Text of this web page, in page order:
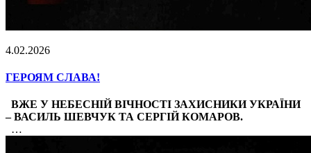
4.02.2026
ГЕРОЯМ СЛАВА!
ВЖЕ У НЕБЕСНІЙ ВІЧНОСТІ ЗАХИСНИКИ УКРАЇНИ
– ВАСИЛЬ ШЕВЧУК ТА СЕРГІЙ КОМАРОВ.
…